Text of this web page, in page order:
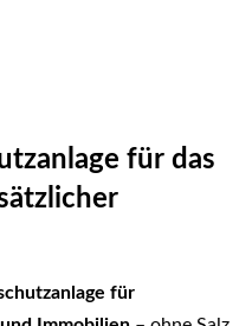
für das
für